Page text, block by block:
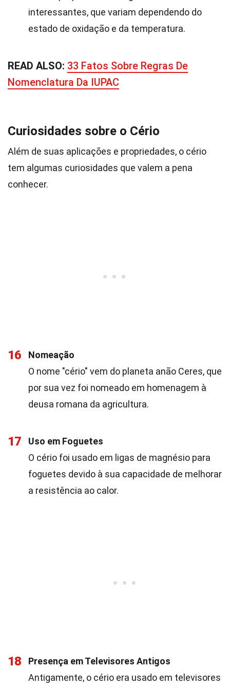
interessantes, que variam dependendo do
estado de oxidação e da temperatura.
READ ALSO: 33 Fatos Sobre Regras De
Nomenclatura Da IUPAC
Curiosidades sobre o Cério
Além de suas aplicações e propriedades, o cério
tem algumas curiosidades que valem a pena
conhecer.
16
Nomeação
O nome "cério" vem do planeta anão Ceres, que
por sua vez foi nomeado em homenagem à
deusa romana da agricultura.
17
Uso em Foguetes
O cério foi usado em ligas de magnésio para
foguetes devido à sua capacidade de melhorar
a resistência ao calor.
18
Presença em Televisores Antigos
Antigamente, o cério era usado em televisores